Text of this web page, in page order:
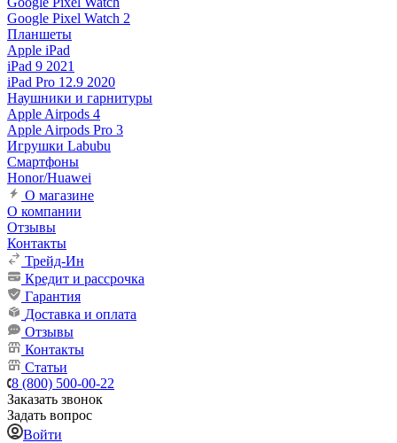
Google Pixel Watch 2
Планшеты
Apple iPad
iPad 9 2021
iPad Pro 12.9 2020
Наушники и гарнитуры
Apple Airpods 4
Apple Airpods Pro 3
Игрушки Labubu
Смартфоны
Honor/Huawei
О магазине
О компании
Отзывы
Контакты
Трейд-Ин
Кредит и рассрочка
Гарантия
Доставка и оплата
Отзывы
Контакты
Статьи
8 (800) 500-00-22
Заказать звонок
Задать вопрос
Войти